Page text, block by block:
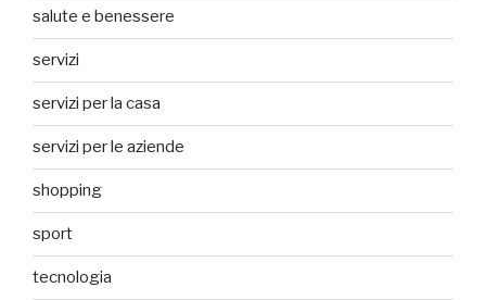
salute e benessere
servizi
servizi per la casa
servizi per le aziende
shopping
sport
tecnologia